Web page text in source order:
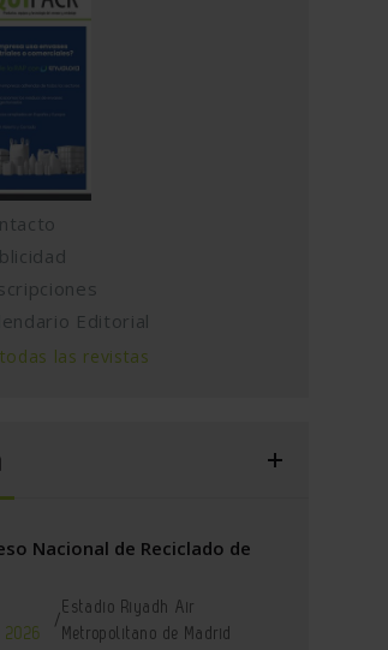
Editorial
las revistas
Nacional de Reciclado de
2026
/
Estadio Riyadh Air
Metropolitano de Madrid